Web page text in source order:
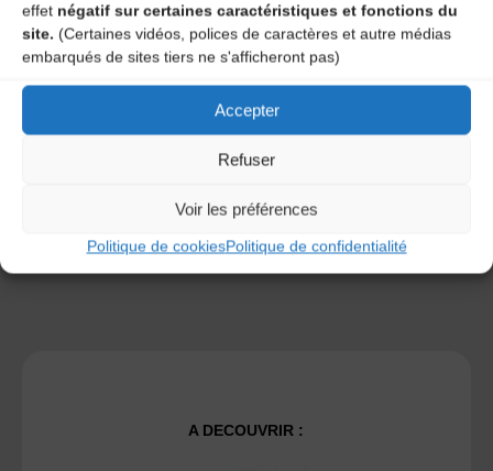
effet négatif sur certaines caractéristiques et fonctions du
site. (Certaines vidéos, polices de caractères et autre médias
embarqués de sites tiers ne s'afficheront pas)
Accepter
Refuser
Voir les préférences
Politique de cookiesPolitique de confidentialité
Save my name, email, and site URL in my browser for next
Ce site utilise Akismet pour réduire les indésirables.
commentaires sont traitées .
A DECOUVRIR :